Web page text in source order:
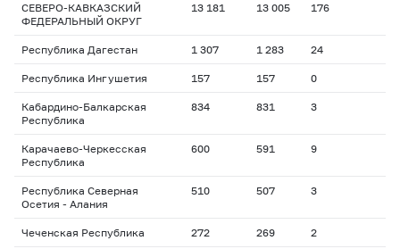
СЕВЕРО-КАВКАЗСКИЙ
ФЕДЕРАЛЬНЫЙ ОКРУГ
13 181 13 005 176
Республика Дагестан 1 307 1 283 24
Республика Ингушетия 157 157 0
Кабардино-Балкарская
Республика
834 831 3
Карачаево-Черкесская
Республика
600 591 9
Республика Северная
Осетия - Алания
510 507 3
Чеченская Республика 272 269 2